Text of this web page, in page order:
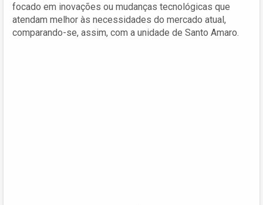
focado em inovações ou mudanças tecnológicas que
atendam melhor às necessidades do mercado atual,
comparando-se, assim, com a unidade de Santo Amaro.